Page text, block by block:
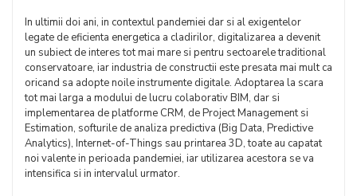
In ultimii doi ani, in contextul pandemiei dar si al exigentelor
legate de eficienta energetica a cladirilor, digitalizarea a devenit
un subiect de interes tot mai mare si pentru sectoarele traditional
conservatoare, iar industria de constructii este presata mai mult ca
oricand sa adopte noile instrumente digitale. Adoptarea la scara
tot mai larga a modului de lucru colaborativ BIM, dar si
implementarea de platforme CRM, de Project Management si
Estimation, softurile de analiza predictiva (Big Data, Predictive
Analytics), Internet-of-Things sau printarea 3D, toate au capatat
noi valente in perioada pandemiei, iar utilizarea acestora se va
intensifica si in intervalul urmator.